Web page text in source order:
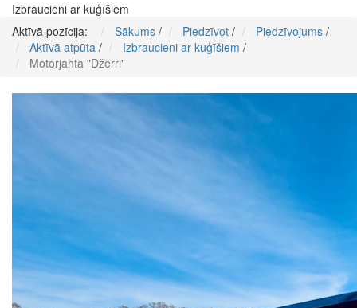
Izbraucieni ar kuģīšiem
Aktīvā pozīcija:
Sākums / Piedzīvot / Piedzīvojums /
Aktīvā atpūta / Izbraucieni ar kuģīšiem /
Motorjahta "Džerri"